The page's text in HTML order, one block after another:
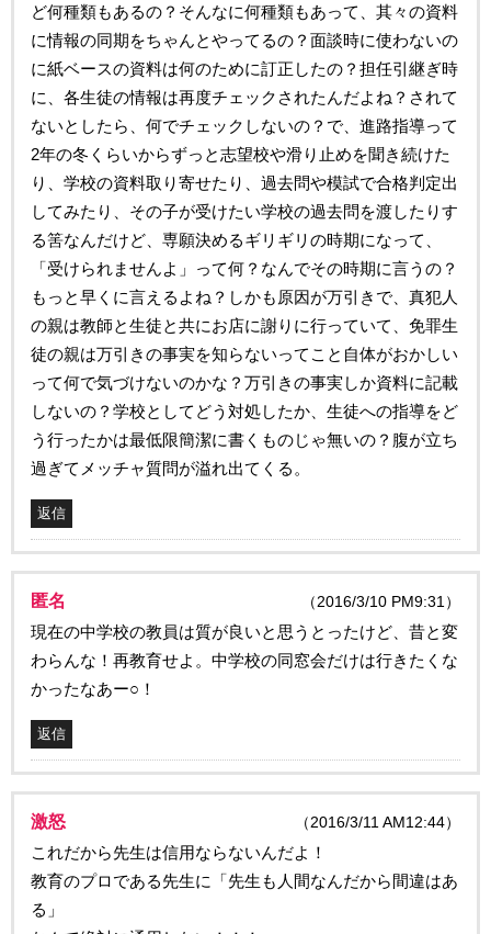
ど何種類もあるの？そんなに何種類もあって、其々の資料
に情報の同期をちゃんとやってるの？面談時に使わないの
に紙ベースの資料は何のために訂正したの？担任引継ぎ時
に、各生徒の情報は再度チェックされたんだよね？されて
ないとしたら、何でチェックしないの？で、進路指導って
2年の冬くらいからずっと志望校や滑り止めを聞き続けた
り、学校の資料取り寄せたり、過去問や模試で合格判定出
してみたり、その子が受けたい学校の過去問を渡したりす
る筈なんだけど、専願決めるギリギリの時期になって、
「受けられませんよ」って何？なんでその時期に言うの？
もっと早くに言えるよね？しかも原因が万引きで、真犯人
の親は教師と生徒と共にお店に謝りに行っていて、免罪生
徒の親は万引きの事実を知らないってこと自体がおかしい
って何で気づけないのかな？万引きの事実しか資料に記載
しないの？学校としてどう対処したか、生徒への指導をど
う行ったかは最低限簡潔に書くものじゃ無いの？腹が立ち
過ぎてメッチャ質問が溢れ出てくる。
返信
匿名 （2016/3/10 PM9:31）
現在の中学校の教員は質が良いと思うとったけど、昔と変
わらんな！再教育せよ。中学校の同窓会だけは行きたくな
かったなあー○！
返信
激怒 （2016/3/11 AM12:44）
これだから先生は信用ならないんだよ！
教育のプロである先生に「先生も人間なんだから間違はあ
る」